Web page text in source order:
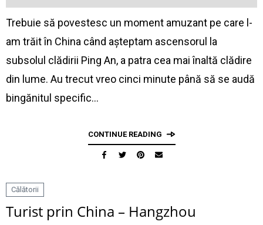
Trebuie să povestesc un moment amuzant pe care l-
am trăit în China când așteptam ascensorul la
subsolul clădirii Ping An, a patra cea mai înaltă clădire
din lume. Au trecut vreo cinci minute până să se audă
bingănitul specific…
CONTINUE READING
Călătorii
Turist prin China – Hangzhou